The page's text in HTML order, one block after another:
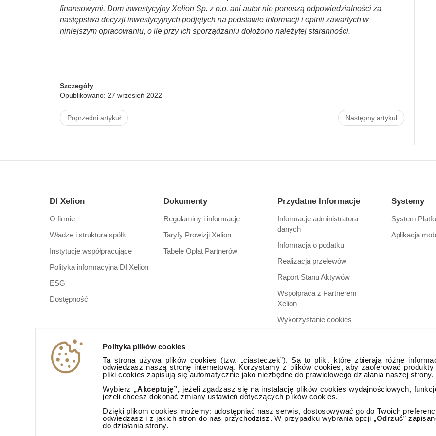
Polityka plików cookies
Ta strona używa plików cookies (tzw. „ciasteczek”). Są to pliki, które zbierają różne
odwiedzasz naszą stronę internetową. Korzystamy z plików cookies, aby zaoferować
pliki cookies zapisują się automatycznie jako niezbędne do prawidłowego działania naszej strony.
Wybierz „Akceptuję”, jeżeli zgadzasz się na instalację plików cookies wydajnościowych,
jeżeli chcesz dokonać zmiany ustawień dotyczących plików cookies.
Dzięki plikom cookies możemy: udostępniać nasz serwis, dostosowywać go do Twoich
odwiedzasz i z jakich stron do nas przychodzisz. W przypadku wybrania opcji „Odrzuć”
do działania strony.
finansowymi. Dom Inwestycyjny Xelion Sp. z o.o. ani autor nie ponoszą odpowiedzialności za
następstwa decyzji inwestycyjnych podjętych na podstawie informacji i opinii zawartych w
niniejszym opracowaniu, o ile przy ich sporządzaniu dołożono należytej staranności.
Szczegóły
Opublikowano: 27 wrzesień 2022
Poprzedni artykuł Następny artykuł
DI Xelion
O firmie
Władze i struktura spółki
Instytucje współpracujące
Polityka informacyjna DI Xelion
ESG
Dostępność
Dokumenty
Regulaminy i informacje
Taryfy Prowizji Xelion
Tabele Opłat Partnerów
Przydatne Informacje
Informacje administratora
danych
Informacja o podatku
Realizacja przelewów
Raport Stanu Aktywów
Współpraca z Partnerem
Xelion
Wykorzystanie cookies
aplikacji mobilnej
Systemy
System
Aplikacja